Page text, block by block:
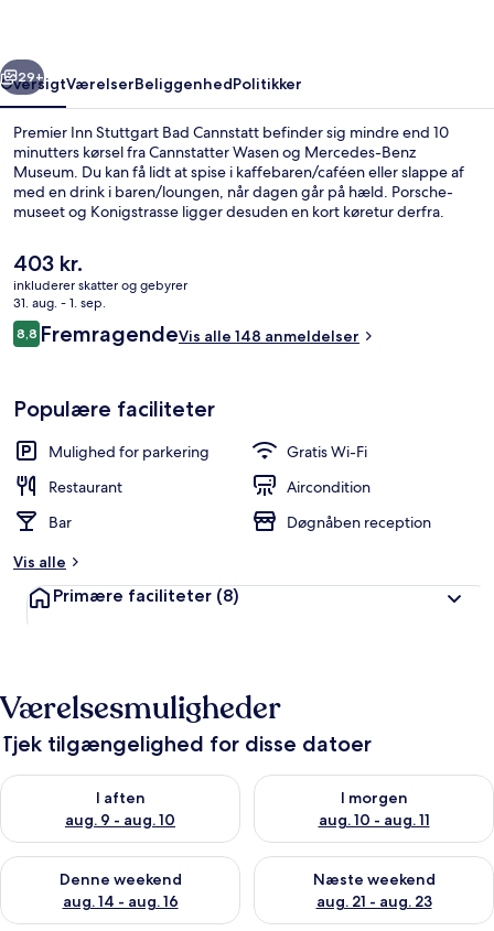
Næste
29+
OversigtVærelserBeliggenhedPolitikker
Premier Inn Stuttgart Bad Cannstatt befinder sig mindre end 10
minutters kørsel fra Cannstatter Wasen og Mercedes-Benz
Museum. Du kan få lidt at spise i kaffebaren/caféen eller slappe af
med en drink i baren/loungen, når dagen går på hæld. Porsche-
museet og Konigstrasse ligger desuden en kort køretur derfra.
Kursaal U-Bahn-station er få skridt derfra og Gnesener Strasse U-
Bahn-station ligger 7 minutter væk.
Den
nuværende
pris
er
403 kr.
403 kr.
inkluderer skatter og gebyrer
31. aug. - 1. sep.
Anmeldelser
8,88,8 ud af 10.
FremragendeVis alle 148 anmeldelser
Populære faciliteter
Mulighed for parkering
Gratis Wi-Fi
Restaurant
Aircondition
Bar
Døgnåben reception
Vis alle
Primære faciliteter (8)
Værelsesmuligheder
Tjek tilgængelighed for disse datoer
I aften
aug. 9 - aug. 10
Tjek tilgængelighed for i aften aug. 9 - aug. 10
I morgen
aug. 10 - aug. 11
Tjek tilgængelighed for i
Denne weekend
aug. 14 - aug. 16
Tjek tilgængelighed for denne weekend aug. 14 - aug. 16
Næste weekend
aug. 21 - aug. 23
Tjek tilgængelighed for næste